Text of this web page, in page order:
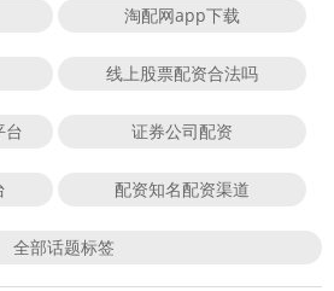
淘配网app下载
线上股票配资合法吗
台 证券公司配资
配资知名配资渠道
全部话题标签